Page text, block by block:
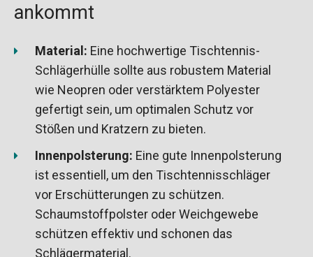
ankommt
Material: Eine hochwertige Tischtennis-
Schlägerhülle sollte aus robustem Material
wie Neopren oder verstärktem Polyester
gefertigt sein, um optimalen Schutz vor
Stößen und Kratzern zu bieten.
Innenpolsterung: Eine gute Innenpolsterung
ist essentiell, um den Tischtennisschläger
vor Erschütterungen zu schützen.
Schaumstoffpolster oder Weichgewebe
schützen effektiv und schonen das
Schlägermaterial.